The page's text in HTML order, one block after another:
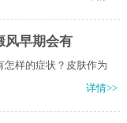
风早期会有
怎样的症状？皮肤作为
详情>>